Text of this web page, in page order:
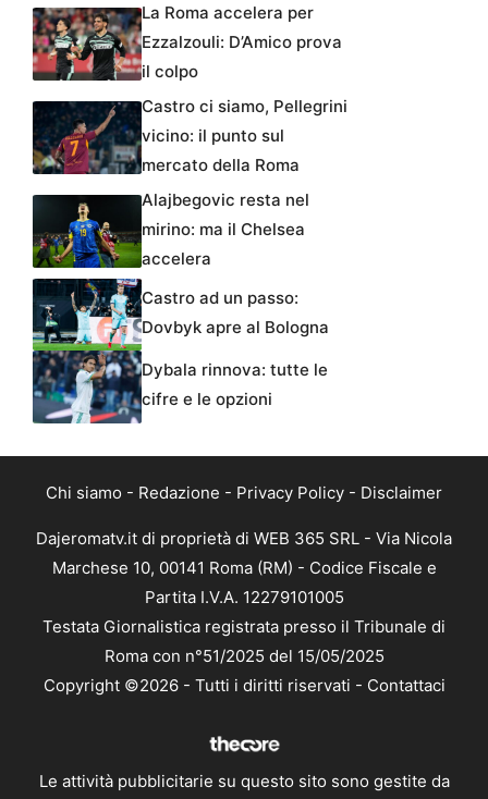
La Roma accelera per
Ezzalzouli: D’Amico prova
il colpo
Castro ci siamo, Pellegrini
vicino: il punto sul
mercato della Roma
Alajbegovic resta nel
mirino: ma il Chelsea
accelera
Castro ad un passo:
Dovbyk apre al Bologna
Dybala rinnova: tutte le
cifre e le opzioni
Chi siamo - Redazione - Privacy Policy - Disclaimer
Dajeromatv.it di proprietà di WEB 365 SRL - Via Nicola
Marchese 10, 00141 Roma (RM) - Codice Fiscale e
Partita I.V.A. 12279101005
Testata Giornalistica registrata presso il Tribunale di
Roma con n°51/2025 del 15/05/2025
Copyright ©2026 - Tutti i diritti riservati - Contattaci
Le attività pubblicitarie su questo sito sono gestite da